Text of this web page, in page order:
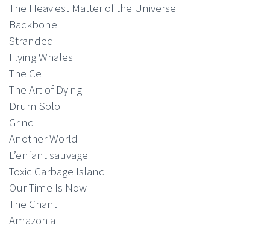
The Heaviest Matter of the Universe
Backbone
Stranded
Flying Whales
The Cell
The Art of Dying
Drum Solo
Grind
Another World
L’enfant sauvage
Toxic Garbage Island
Our Time Is Now
The Chant
Amazonia